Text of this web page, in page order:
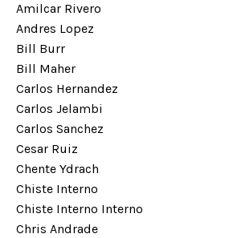
Amilcar Rivero
Andres Lopez
Bill Burr
Bill Maher
Carlos Hernandez
Carlos Jelambi
Carlos Sanchez
Cesar Ruiz
Chente Ydrach
Chiste Interno
Chiste Interno Interno
Chris Andrade